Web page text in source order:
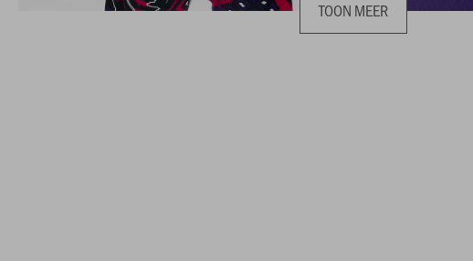
TOON MEER